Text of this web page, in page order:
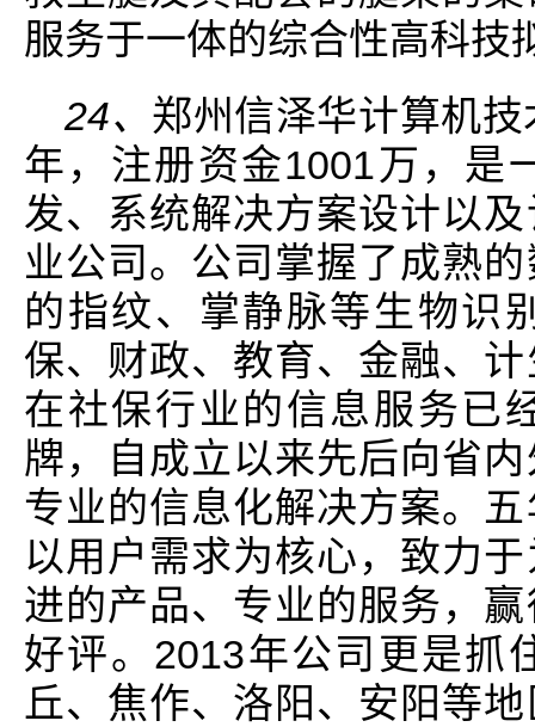
服务于一体的综合性高科技
24、 郑州信泽华计算机
年，注册资金1001万，是
发、系统解决方案设计以
业公司。公司掌握了成熟
的指纹、掌静脉等生物识
保、财政、教育、金融、
在社保行业的信息服务已
牌，自成立以来先后向省
专业的信息化解决方案。
以用户需求为核心，致力
进的产品、专业的服务，
好评。2013年公司更是抓
丘、焦作、洛阳、安阳等